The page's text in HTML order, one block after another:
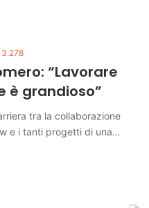
3.278
“Lavorare
è grandioso”
tra la collaborazione
e i tanti progetti di una…